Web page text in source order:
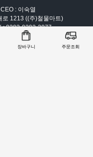
장바구니 주문조회
: 이숙열
로 1213 ((주)철물마트)
: 0303-0202-2077
이숙열